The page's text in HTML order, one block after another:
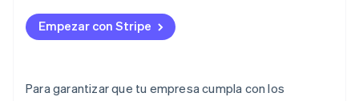
Alaska
Arizona
Empezar con Stripe
Para garantizar que tu empresa cumpla con los